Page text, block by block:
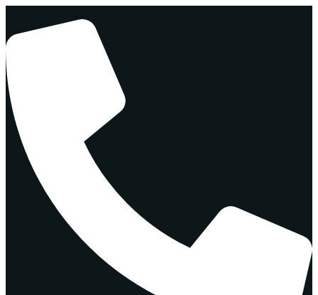
содержимому